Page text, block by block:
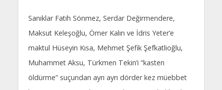
Sanıklar Fatih Sönmez, Serdar Değirmendere,
Maksut Keleşoğlu, Ömer Kalın ve İdris Yeter’e
maktul Hüseyin Kısa, Mehmet Şefik Şefkatlioğlu,
Muhammet Aksu, Türkmen Tekin’i “kasten
öldürme” suçundan ayrı ayrı dörder kez müebbet